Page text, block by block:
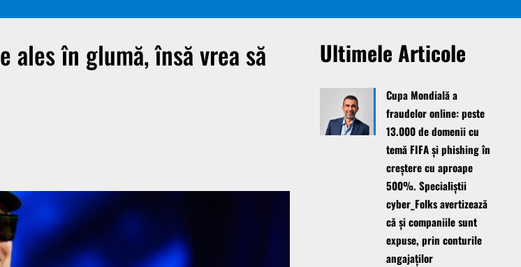
ales în glumă, însă vrea să
Ultimele Articole
Cupa Mondială a
fraudelor online: peste
13.000 de domenii cu
temă FIFA și phishing în
creștere cu aproape
500%. Specialiștii
cyber_Folks avertizează
că și companiile sunt
expuse, prin conturile
angajaților